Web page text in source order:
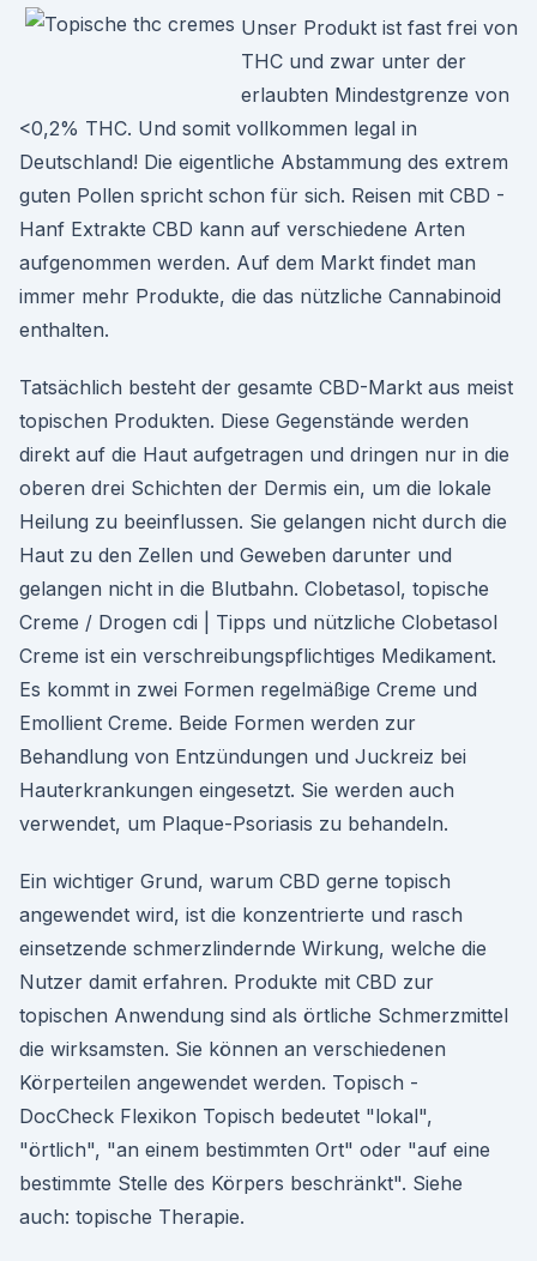
Unser Produkt ist fast frei von
THC und zwar unter der
erlaubten Mindestgrenze von
<0,2% THC. Und somit vollkommen legal in
Deutschland! Die eigentliche Abstammung des extrem
guten Pollen spricht schon für sich. Reisen mit CBD -
Hanf Extrakte CBD kann auf verschiedene Arten
aufgenommen werden. Auf dem Markt findet man
immer mehr Produkte, die das nützliche Cannabinoid
enthalten.
Tatsächlich besteht der gesamte CBD-Markt aus meist
topischen Produkten. Diese Gegenstände werden
direkt auf die Haut aufgetragen und dringen nur in die
oberen drei Schichten der Dermis ein, um die lokale
Heilung zu beeinflussen. Sie gelangen nicht durch die
Haut zu den Zellen und Geweben darunter und
gelangen nicht in die Blutbahn. Clobetasol, topische
Creme / Drogen cdi | Tipps und nützliche Clobetasol
Creme ist ein verschreibungspflichtiges Medikament.
Es kommt in zwei Formen regelmäßige Creme und
Emollient Creme. Beide Formen werden zur
Behandlung von Entzündungen und Juckreiz bei
Hauterkrankungen eingesetzt. Sie werden auch
verwendet, um Plaque-Psoriasis zu behandeln.
Ein wichtiger Grund, warum CBD gerne topisch
angewendet wird, ist die konzentrierte und rasch
einsetzende schmerzlindernde Wirkung, welche die
Nutzer damit erfahren. Produkte mit CBD zur
topischen Anwendung sind als örtliche Schmerzmittel
die wirksamsten. Sie können an verschiedenen
Körperteilen angewendet werden. Topisch -
DocCheck Flexikon Topisch bedeutet "lokal",
"örtlich", "an einem bestimmten Ort" oder "auf eine
bestimmte Stelle des Körpers beschränkt". Siehe
auch: topische Therapie.